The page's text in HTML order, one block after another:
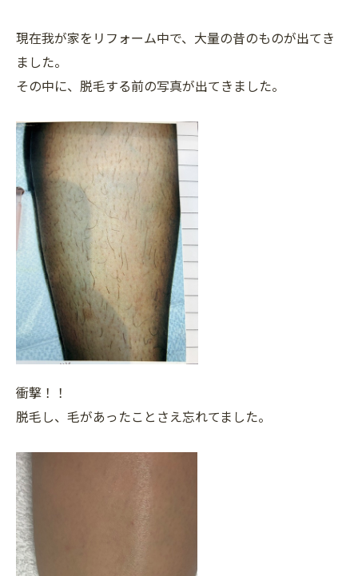
現在我が家をリフォーム中で、大量の昔のものが出てき
ました。
その中に、脱毛する前の写真が出てきました。
衝撃！！
脱毛し、毛があったことさえ忘れてました。